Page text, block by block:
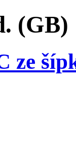
(GB)
ze